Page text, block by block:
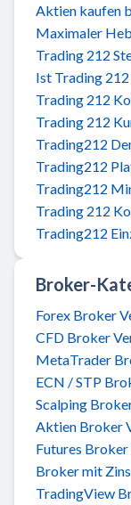
Aktien kaufen
Maximaler
Trading 212
Ist Trading
Trading 212
Trading 212
Trading212
Trading212
Trading212
Trading 212
Trading212
Broker-
Forex Broker
CFD Broker
MetaTrader
ECN / STP
Scalping
Aktien Broker
Futures
Broker mit
TradingView